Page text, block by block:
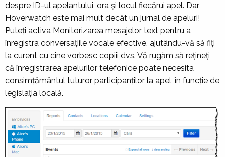
despre ID-ul apelantului, ora și locul fiecărui apel. Dar
Hoverwatch este mai mult decât un jurnal de apeluri!
Puteți activa Monitorizarea mesajelor text pentru a
înregistra conversațiile vocale efective, ajutându-vă să fiți
la curent cu cine vorbesc copiii dvs. Vă rugăm să rețineți
că înregistrarea apelurilor telefonice poate necesita
consimțământul tuturor participanților la apel, în funcție de
legislația locală.